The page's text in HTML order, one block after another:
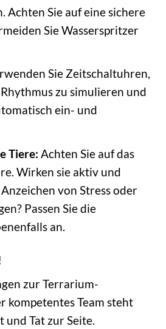
Achten Sie auf eine sichere
Sie Wasserspritzer
Sie Zeitschaltuhren,
zu simulieren und
ein- und
Tiere: Achten Sie auf das
Wirken sie aktiv und
von Stress oder
Passen Sie die
an.
zur Terrarium-
kompetentes Team steht
und Tat zur Seite.